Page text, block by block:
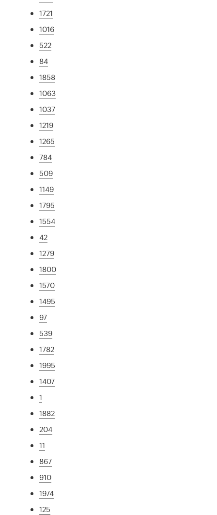
1721
1016
522
84
1858
1063
1037
1219
1265
784
509
1149
1795
1554
42
1279
1800
1570
1495
97
539
1782
1995
1407
1
1882
204
11
867
910
1974
125